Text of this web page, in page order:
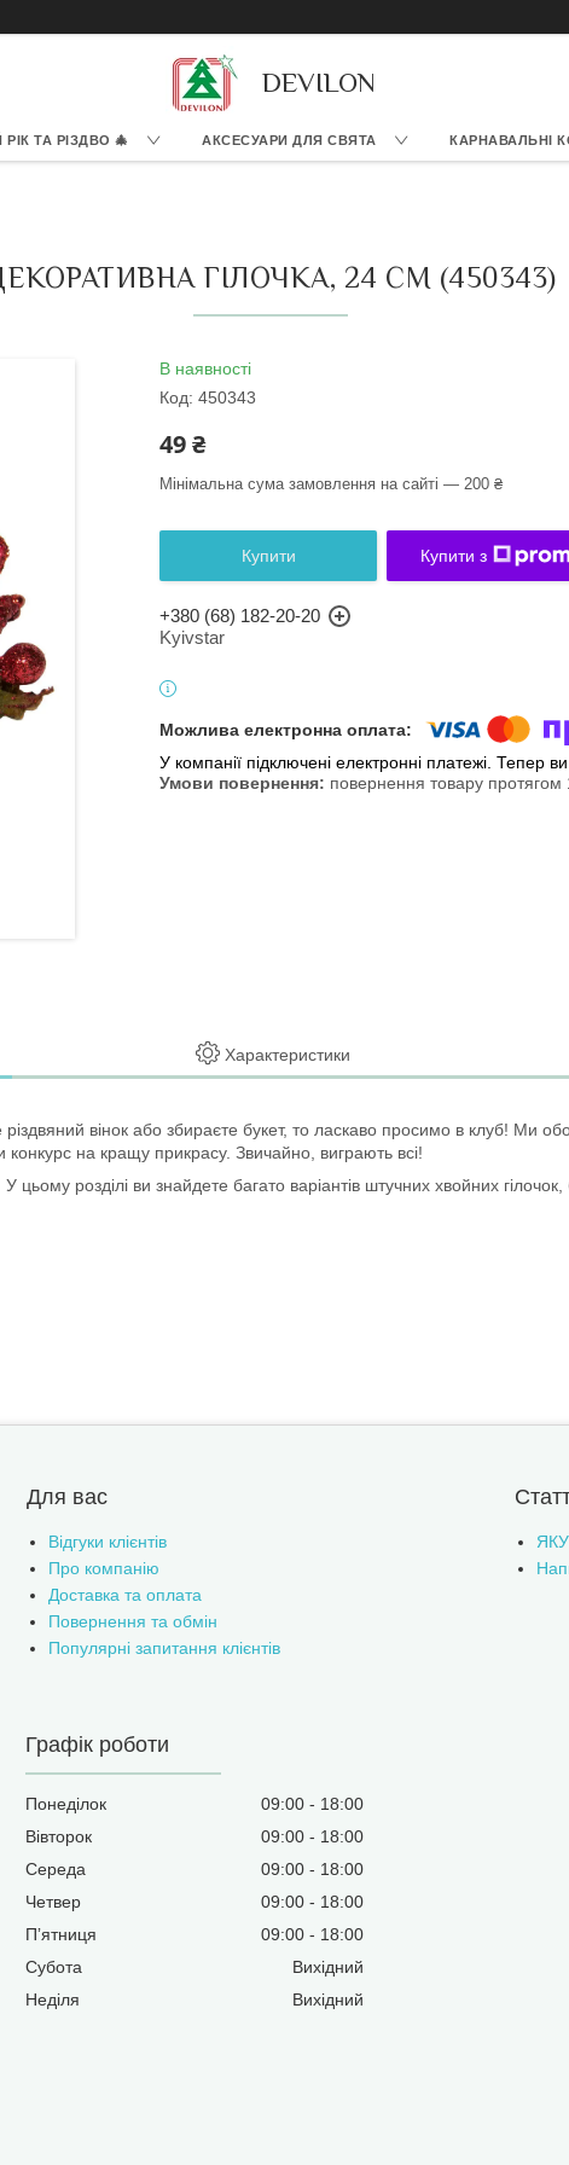
DEVILON
ТА РІЗДВО 🎄 АКСЕСУАРИ ДЛЯ СВЯТА КАРНАВАЛЬНІ
ГІЛОЧКА, 24 СМ (450343)
В наявності
Код: 450343
49 ₴
Мінімальна сума замовлення на сайті — 200 ₴
Купити Купити з
+380 (68) 182-20-20
Kyivstar
У компанії підключені електронні платежі. Тепер
повернення товару протягом
Характеристики
вінок або збираєте букет, то ласкаво просимо в клуб! Ми
конкурс на кращу прикрасу. Звичайно, виграють всі!
розділі ви знайдете багато варіантів штучних хвойних гілочок,
Для вас
Відгуки клієнтів
Про компанію
Доставка та оплата
Повернення та обмін
Популярні запитання клієнтів
Графік роботи
Понеділок 09:00
18:00
Вівторок
09:00
18:00
Середа
09:00
18:00
Четвер
09:00
18:00
Пʼятниця
09:00
18:00
Субота
Вихідний
Неділя
Вихідний